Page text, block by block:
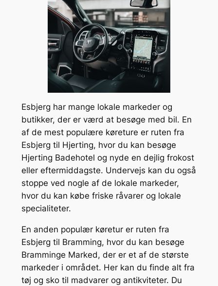
Esbjerg har mange lokale markeder og
butikker, der er værd at besøge med bil. En
af de mest populære køreture er ruten fra
Esbjerg til Hjerting, hvor du kan besøge
Hjerting Badehotel og nyde en dejlig frokost
eller eftermiddagste. Undervejs kan du også
stoppe ved nogle af de lokale markeder,
hvor du kan købe friske råvarer og lokale
specialiteter.
En anden populær køretur er ruten fra
Esbjerg til Bramming, hvor du kan besøge
Bramminge Marked, der er et af de største
markeder i området. Her kan du finde alt fra
tøj og sko til madvarer og antikviteter. Du